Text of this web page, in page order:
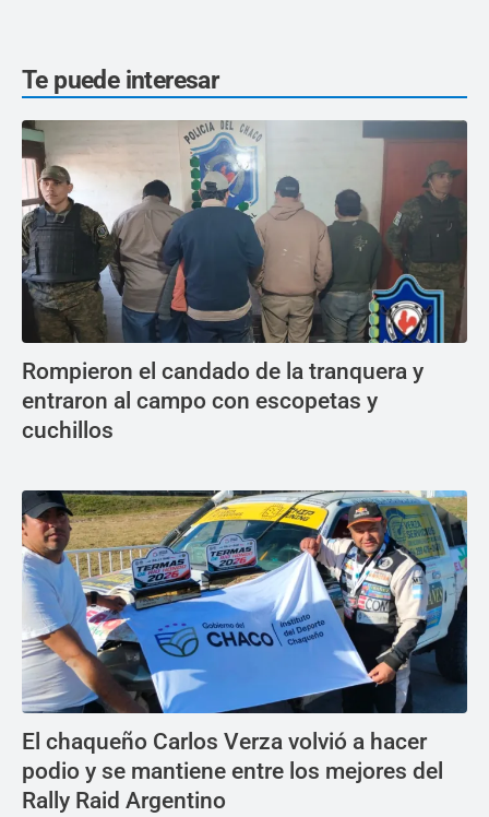
Te puede interesar
Rompieron el candado de la tranquera y
entraron al campo con escopetas y
cuchillos
El chaqueño Carlos Verza volvió a hacer
podio y se mantiene entre los mejores del
Rally Raid Argentino